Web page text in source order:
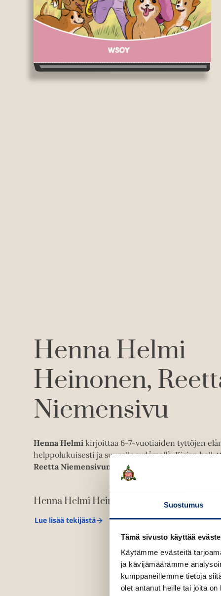
Suostumus
Tämä sivusto käyttää
Käytämme evästeitä
ja kävijämäärämme
kumppaneillemme tietoja
olet antanut heille tai joita
Henna Helmi
Heinonen
Niemensivu
Henna Helmi kirjoittaa 6-7-vuotiaiden tyttöjen
helppolukuisesti ja suurella sydämellä. Kirjan
Reetta Niemensivun
käsialaa.
Henna Helmi Heinonen
Lue lisää tekijästä
H